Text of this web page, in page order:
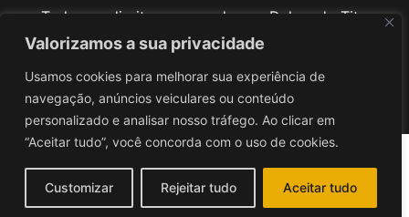
Valorizamos a sua privacidade
Usamos cookies para melhorar sua experiência de
navegação, anúncios veiculares ou conteúdo
personalizado e analisar nosso tráfego. Ao clicar em
“Aceitar tudo”, você concorda com o uso de cookies.
Customizar Rejeitar tudo Aceitar tudo
Todos os direitos reservados ao Delegado Tito
Barichello
Desenvolvido poriv3